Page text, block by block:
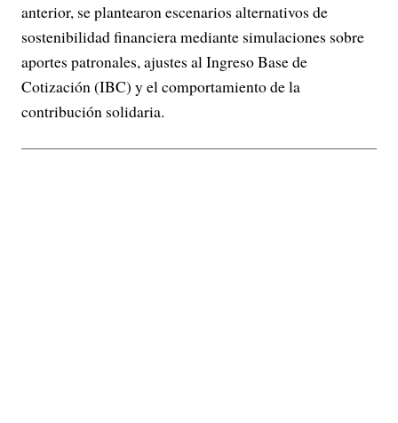
anterior, se plantearon escenarios alternativos de
sostenibilidad financiera mediante simulaciones sobre
aportes patronales, ajustes al Ingreso Base de
Cotización (IBC) y el comportamiento de la
contribución solidaria.